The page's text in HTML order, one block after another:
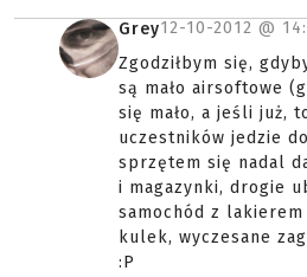
Grey12-10-2012 @
Zgodziłbym się,
są mało airsoftowe
się mało, a jeśli już,
uczestników jedzie
sprzętem się nadal
i magazynki, drogie
samochód z lakierem
kulek, wyczesane
:P